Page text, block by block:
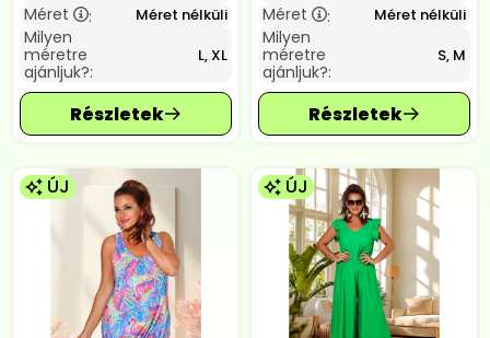
Méret
: Méret nélküli
Milyen
méretre
ajánljuk?:
L, XL
Méret
: Méret nélküli
Milyen
méretre
ajánljuk?:
S, M
ÚJ ÚJ